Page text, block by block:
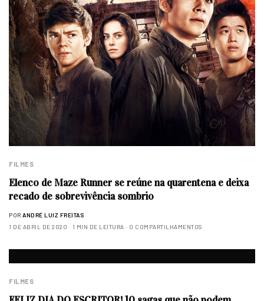
FILMES
Elenco de Maze Runner se reúne na quarentena e deixa
recado de sobrevivência sombrio
POR ANDRÉ LUIZ FREITAS
1 DE ABRIL DE 2020
1 MIN DE LEITURA 0 COMPARTILHAMENTOS
FILMES